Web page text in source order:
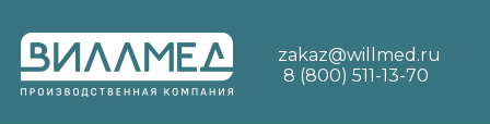
zakaz@willmed.ru
8 (800) 511-13-70